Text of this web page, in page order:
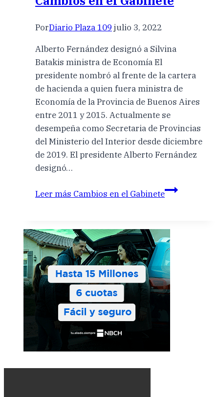
PorDiario Plaza 109 julio 3, 2022
Alberto Fernández designó a Silvina
Batakis ministra de Economía El
presidente nombró al frente de la cartera
de hacienda a quien fuera ministra de
Economía de la Provincia de Buenos Aires
entre 2011 y 2015. Actualmente se
desempeña como Secretaria de Provincias
del Ministerio del Interior desde diciembre
de 2019. El presidente Alberto Fernández
designó…
Leer más Cambios en el Gabinete